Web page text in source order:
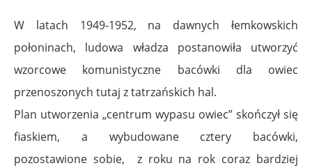
W latach 1949-1952, na dawnych łemkowskich
połoninach, ludowa władza postanowiła utworzyć
wzorcowe komunistyczne bacówki dla owiec
przenoszonych tutaj z tatrzańskich hal.
Plan utworzenia „centrum wypasu owiec” skończył się
fiaskiem, a wybudowane cztery bacówki,
pozostawione sobie, z roku na rok coraz bardziej